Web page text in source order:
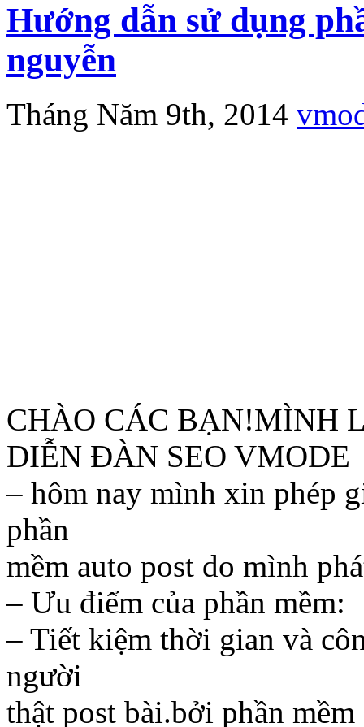
Hướng dẫn sử dụng
nguyễn
Tháng Năm 9th, 2014
CHÀO CÁC BẠN!MÌNH
DIỄN ĐÀN SEO VMODE
– hôm nay mình xin phép
phần
mềm auto post do mình
– Ưu điểm của phần mềm:
– Tiết kiệm thời gian và
người
thật post bài.bởi phần